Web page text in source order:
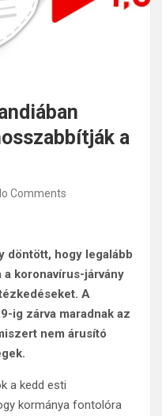
a
Comments
döntött, hogy legalább
koronavírus-járvány
A
ig zárva maradnak az
nem árusító
a kedd esti
kormánya fontolóra